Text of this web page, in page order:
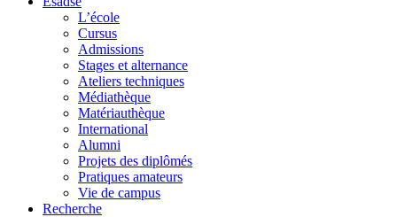
L’école
Cursus
Admissions
Stages et alternance
Ateliers techniques
Médiathèque
Matériauthèque
International
Alumni
Projets des diplômés
Pratiques amateurs
Vie de campus
Recherche